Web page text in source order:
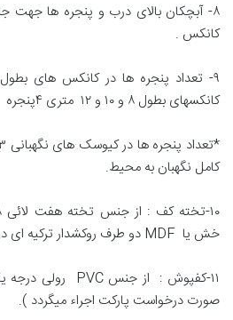
۸- آبچکان بالای درب و پنجره ها جهت
کانکس .
کانکسهای بطول ۸ و ۱۰ و ۱۲ متری ۴پنجره .
کامل نگهبان به محیط.
خش یا MDF دو طرف روکشدار ترکیه ای درجه یک .
صورت درخواست پارکت اجراء میگردد ).